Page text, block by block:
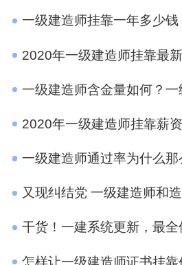
一级建造师挂靠一年多少钱